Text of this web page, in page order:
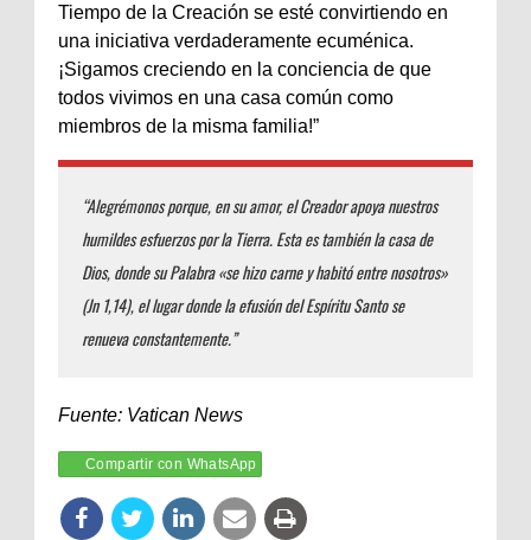
Tiempo de la Creación se esté convirtiendo en
una iniciativa verdaderamente ecuménica.
¡Sigamos creciendo en la conciencia de que
todos vivimos en una casa común como
miembros de la misma familia!”
“Alegrémonos porque, en su amor, el Creador apoya nuestros
humildes esfuerzos por la Tierra. Esta es también la casa de
Dios, donde su Palabra «se hizo carne y habitó entre nosotros»
(Jn 1,14), el lugar donde la efusión del Espíritu Santo se
renueva constantemente.”
Fuente: Vatican News
Compartir con WhatsApp